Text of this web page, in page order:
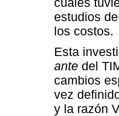
estudios
los costos.
Esta
ante del
cambios
vez
y la razón